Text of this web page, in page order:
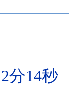
2分14秒